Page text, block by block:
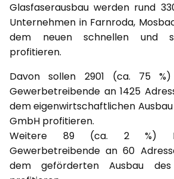
Glasfaserausbau werden rund
Unternehmen in Farnroda,
dem neuen schnellen und
profitieren.
Davon sollen 2901 (ca. 75
Gewerbetreibende an 1425
dem eigenwirtschaftlichen
GmbH profitieren.
Weitere 89 (ca. 2 %)
Gewerbetreibende an 60
dem geförderten Ausbau des